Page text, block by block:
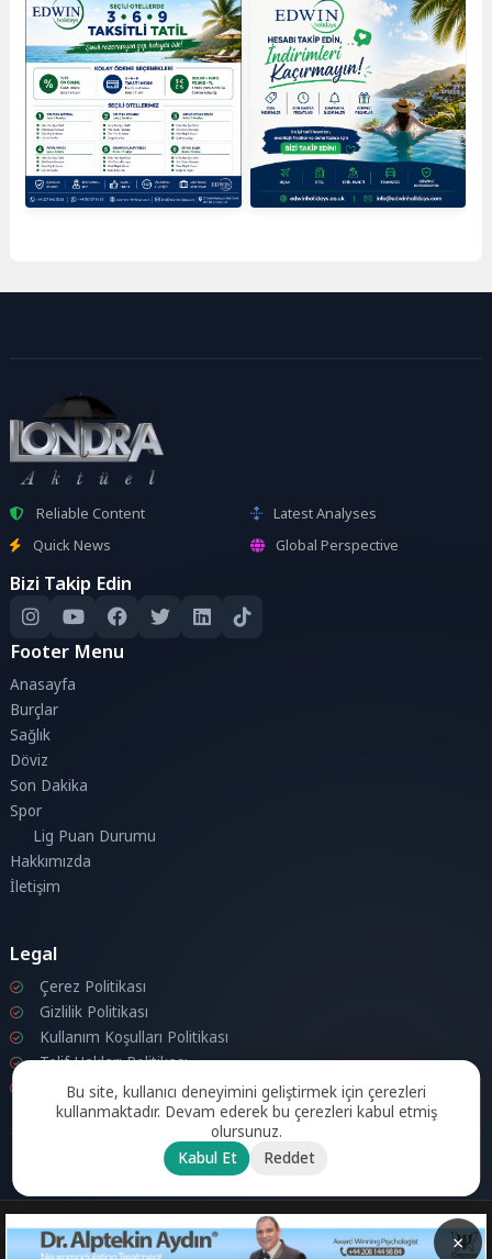
Reliable Content
Latest Analyses
Quick News
Global Perspective
Bizi Takip Edin
Footer Menu
Anasayfa
Burçlar
Sağlık
Döviz
Son Dakika
Spor
Lig Puan Durumu
Hakkımızda
İletişim
Legal
Çerez Politikası
Gizlilik Politikası
Kullanım Koşulları Politikası
Telif Hakları Politikası
İletişim
© 2026 Londra Aktuel Tüm hakları saklıdır.Powered byAksoy
Software LTD
Bu site, kullanıcı deneyimini geliştirmek için çerezleri
kullanmaktadır. Devam ederek bu çerezleri kabul etmiş
olursunuz.
Kabul Et
Reddet